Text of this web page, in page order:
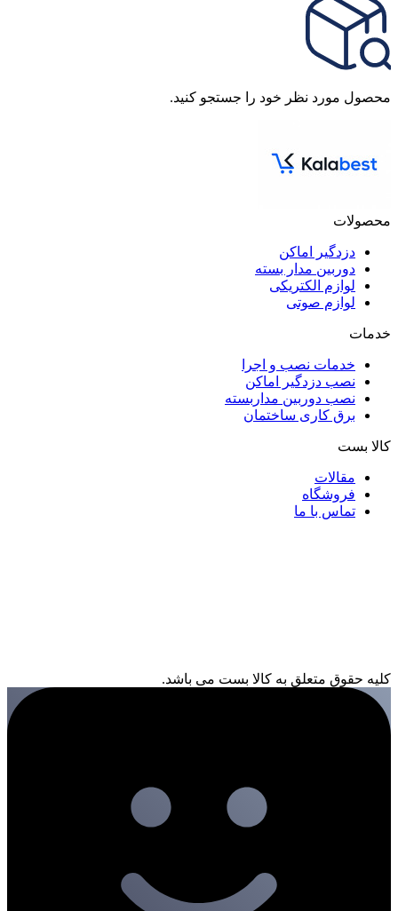
محصول مورد نظر خود را جستجو کنید.
محصولات
دزدگیر اماکن
دوربین مدار بسته
لوازم الکتریکی
لوازم صوتی
خدمات
خدمات نصب و اجرا
نصب دزدگیر اماکن
نصب دوربین مداربسته
برق کاری ساختمان
کالا بست
مقالات
فروشگاه
تماس با ما
کلیه حقوق متعلق به کالا بست می باشد.